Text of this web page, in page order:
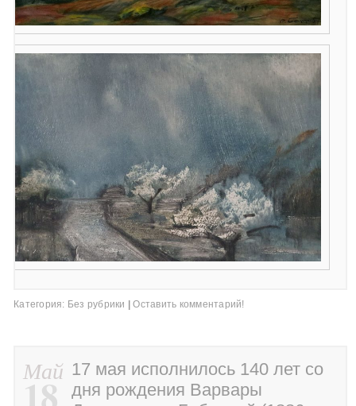
Категория: Без рубрики Оставить комментарий!
Май
18
17 мая исполнилось 140 лет со
дня рождения Варвары